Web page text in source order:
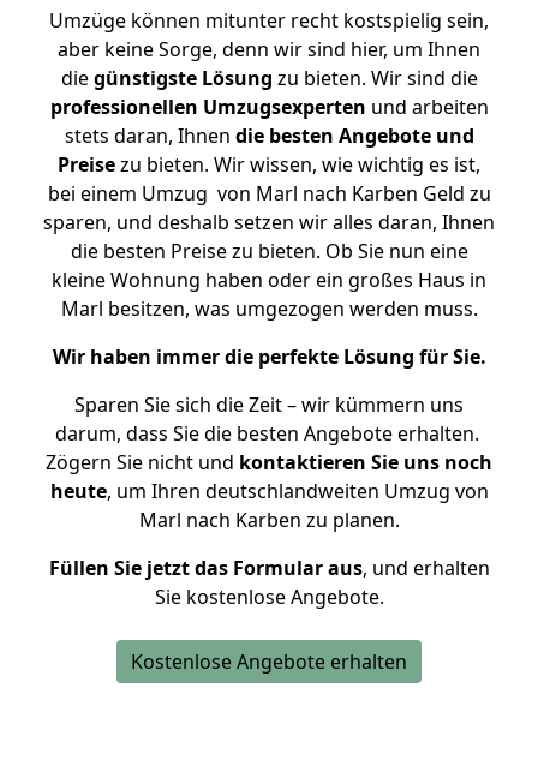
Umzüge können mitunter recht kostspielig sein,
aber keine Sorge, denn wir sind hier, um Ihnen
diegünstigste Lösung zu bieten. Wir sind die
professionellen Umzugsexperten und arbeiten
stets daran, Ihnen die besten Angebote und
Preisezu bieten. Wir wissen, wie wichtig es ist,
bei einem Umzug von Marl nach Karben Geld zu
sparen, und deshalb setzen wir alles daran, Ihnen
die besten Preise zu bieten. Ob Sie nun eine
kleine Wohnung haben oder ein großes Haus in
Marl besitzen, was umgezogen werden muss.
Wir haben immer die perfekte Lösung für Sie.
Sparen Sie sich die Zeit – wir kümmern uns
darum, dass Sie die besten Angebote erhalten.
Zögern Sie nicht und kontaktieren Sie uns noch
heute, um Ihren deutschlandweiten Umzug von
Marl nach Karben zu planen.
Füllen Sie jetzt das Formular aus, und erhalten
Sie kostenlose Angebote.
Kostenlose Angebote erhalten